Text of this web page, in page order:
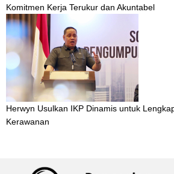
Komitmen Kerja Terukur dan Akuntabel
Herwyn Usulkan IKP Dinamis untuk
Kerawanan